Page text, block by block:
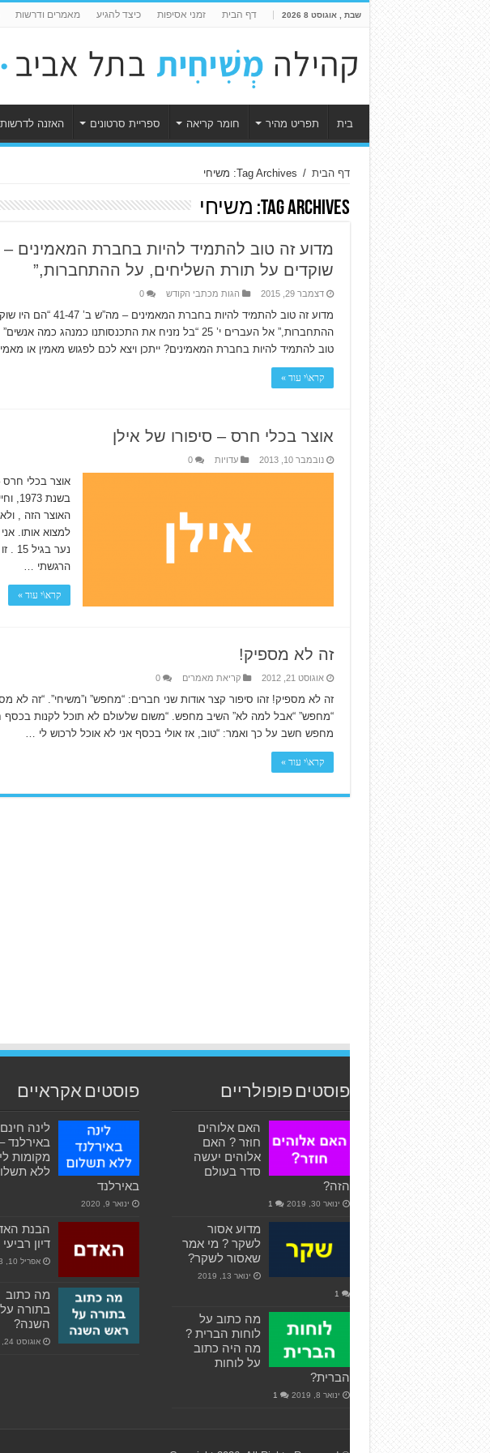
שבת , אוגוסט 8 2026 דף הבית זמני אסיפות כיצד להגיע מאמרים ודרשות
בית תפריט מהיר חומר קריאה ספריית סרטונים האזנה לדרשות
דף הבית / Tag Archives: משיחי
Tag Archives: משיחי
שוקדים על תורת השליחים, על ההתחברות,”
דצמבר 29, 2015 הגות מכתבי הקודש 0
מדוע זה טוב להתמיד להיות
ההתחברות,” אל העברים י’ 25 “בל נזניח את התכנסותנו
טוב להתמיד להיות בחברת המאמינים? ייתכן ויצא לכם לפגוש מאמין או
קרא\י עוד »
אוצר בכלי חרס – סיפורו של אילן
נובמבר 10, 2013 עדויות 0
אוצר בכלי חרס
האוצר הזה ,
למצוא אותו.
הרגשתי …
קרא\י עוד »
זה לא מספיק!
אוגוסט 21, 2012 קריאת מאמרים 0
זה לא מספיק! זהו סיפור קצר אודות שני חברים: “מחפש” ו”משיחי”. “זה לא
“מחפש” “אבל למה לא” השיב מחפש. “משום שלעולם לא תוכל לקנות בכסף
מחפש חשב על כך ואמר: “טוב, אז אולי בכסף אני לא אוכל לרכוש לי …
קרא\י עוד »
פוסטים פופולריים
האם אלוהים
חוזר ? האם
אלוהים יעשה
סדר בעולם
הזה?
ינואר 30, 2019 1
מדוע אסור
לשקר ? מי אמר
שאסור לשקר?
ינואר 13, 2019
1
מה כתוב על
לוחות הברית ?
מה היה כתוב
על לוחות
הברית?
ינואר 8, 2019 1
פוסטים אקראיים
לינה חינם
באירלנד
מקומות
ללא
באירלנד
ינואר 9, 2020
הבנת
דיון רביעי
אפריל 10, 2013
מה כתוב
בתורה
השנה?
אוגוסט 24, 2023